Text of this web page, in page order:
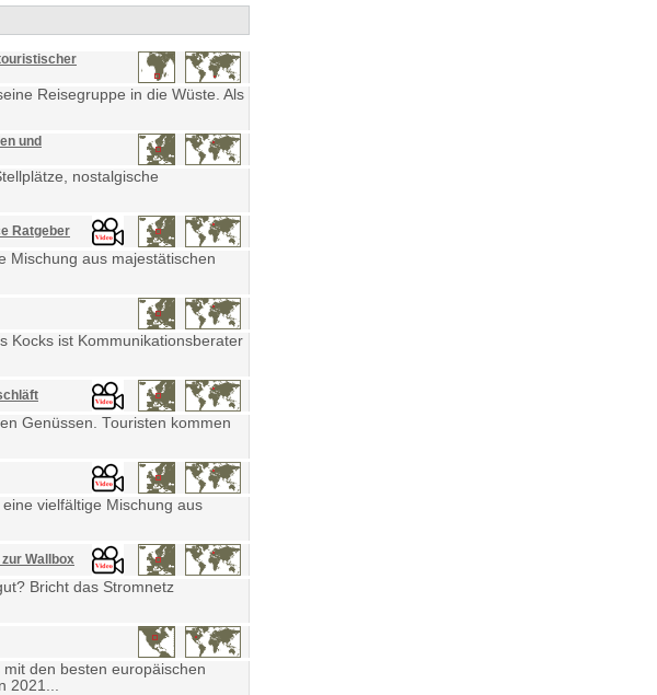
Reisegruppe in die Wüste. Als
und
nostalgische
Ratgeber
Mischung aus majestätischen
Kocks ist Kommunikationsberater
Genüssen. Touristen kommen
vielfältige Mischung aus
Wallbox
Bricht das Stromnetz
den besten europäischen
2021...